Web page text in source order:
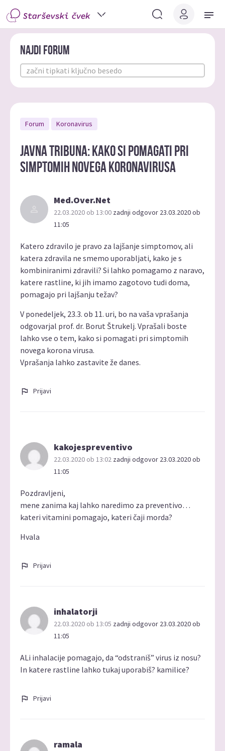
Najdi forum
Forum Koronavirus
Javna tribuna: Kako si pomagati pri
simptomih novega koronavirusa
Med.Over.Net
22.03.2020 ob 13:00 zadnji odgovor 23.03.2020 ob
11:05
Katero zdravilo je pravo za lajšanje simptomov, ali
katera zdravila ne smemo uporabljati, kako je s
kombiniranimi zdravili? Si lahko pomagamo z naravo,
katere rastline, ki jih imamo zagotovo tudi doma,
pomagajo pri lajšanju težav?
V ponedeljek, 23.3. ob 11. uri, bo na vaša vprašanja
odgovarjal prof. dr. Borut Štrukelj. Vprašali boste
lahko vse o tem, kako si pomagati pri simptomih
novega korona virusa.
Vprašanja lahko zastavite že danes.
Prijavi
kakojespreventivo
22.03.2020 ob 13:02 zadnji odgovor 23.03.2020 ob
11:05
Pozdravljeni,
mene zanima kaj lahko naredimo za preventivo…
kateri vitamini pomagajo, kateri čaji morda?
Hvala
Prijavi
inhalatorji
22.03.2020 ob 13:05 zadnji odgovor 23.03.2020 ob
11:05
ALi inhalacije pomagajo, da “odstraniš” virus iz nosu?
In katere rastline lahko tukaj uporabiš? kamilice?
Prijavi
ramala